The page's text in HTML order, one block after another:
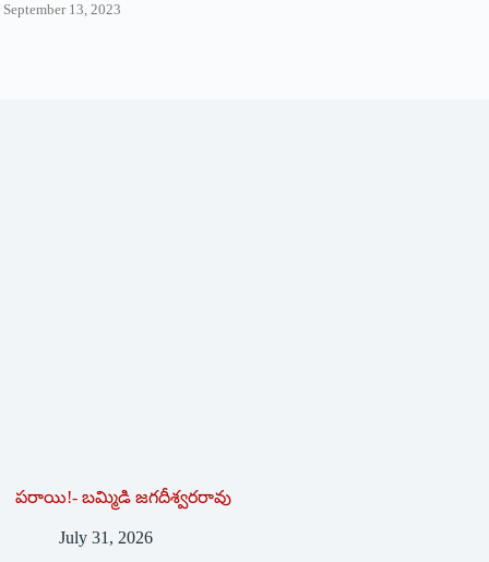
September 13, 2023
పరాయి!- బమ్మిడి జగదీశ్వరరావు
July 31, 2026